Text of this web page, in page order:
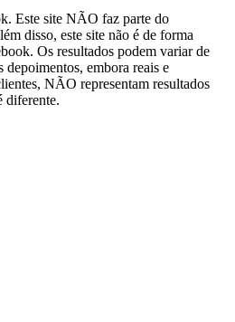
Este site NÃO faz parte do
disso, este site não é de forma
Os resultados podem variar de
depoimentos, embora reais e
NÃO representam resultados
diferente.